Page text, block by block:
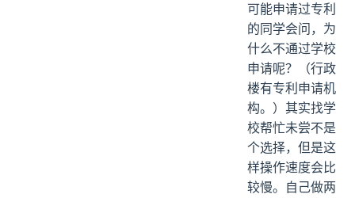
可能申请过专利
的同学会问，为
什么不通过学校
申请呢？（行政
楼有专利申请机
构。）其实找学
校帮忙未尝不是
个选择，但是这
样操作速度会比
较慢。自己做两